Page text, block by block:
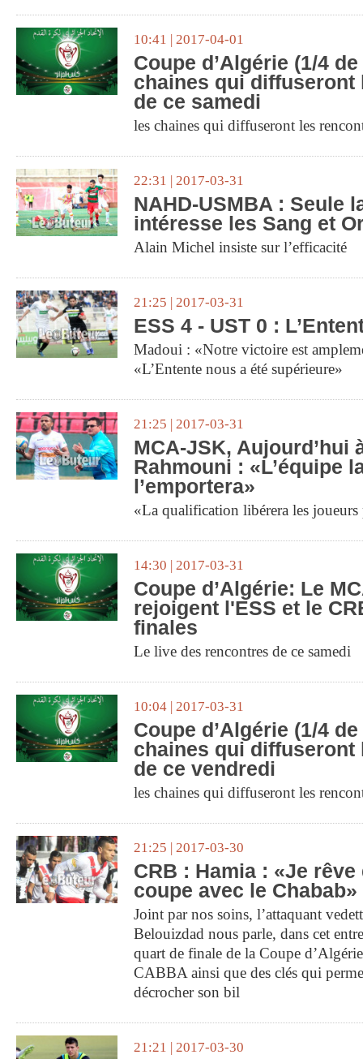
10:41 | 2017-04-01
Coupe d’Algérie (1/4
chaines qui diffuseront
de ce samedi
les chaines qui diffuseront les
22:31 | 2017-03-31
NAHD-USMBA : Seule
intéresse les Sang et
Alain Michel insiste sur l’efficacité
21:25 | 2017-03-31
ESS 4 - UST 0 :
Madoui : «Notre victoire est
«L’Entente nous a été supérieure»
21:25 | 2017-03-31
MCA-JSK, Aujourd’hui
Rahmouni : «L’équipe
l’emportera»
«La qualification libérera les
14:30 | 2017-03-31
Coupe d’Algérie: Le
rejoigent l'ESS et le
finales
Le live des rencontres de ce samedi
10:04 | 2017-03-31
Coupe d’Algérie (1/4
chaines qui diffuseront
de ce vendredi
les chaines qui diffuseront les
21:25 | 2017-03-30
CRB : Hamia : «Je
coupe avec le Chabab»
Joint par nos soins, l’attaquant
Belouizdad nous parle, dans cet
quart de finale de la Coupe
CABBA ainsi que des clés qui
décrocher son bil
21:21 | 2017-03-30